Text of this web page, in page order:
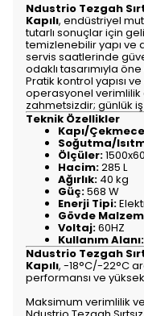
Ndustrio Tezgah
Kapılı, endüstriyel
tutarlı sonuçlar için
temizlenebilir yapı ve
servis saatlerinde
odaklı tasarımıyla öne
Pratik kontrol yapısı
operasyonel verimlilik
zahmetsizdir; günlük
Teknik Özellikler
Kapı/Çekmece
Soğutma/
Ölçüler:
Hacim:285 L
Ağırlık: 40 kg
Güç:568 W
Enerji Tipi:
Gövde
Voltaj:60HZ
Kullanım Alanı:
Ndustrio Tezgah
Kapılı, -18°C/-22°C
performansı ve
Maksimum verimlilik